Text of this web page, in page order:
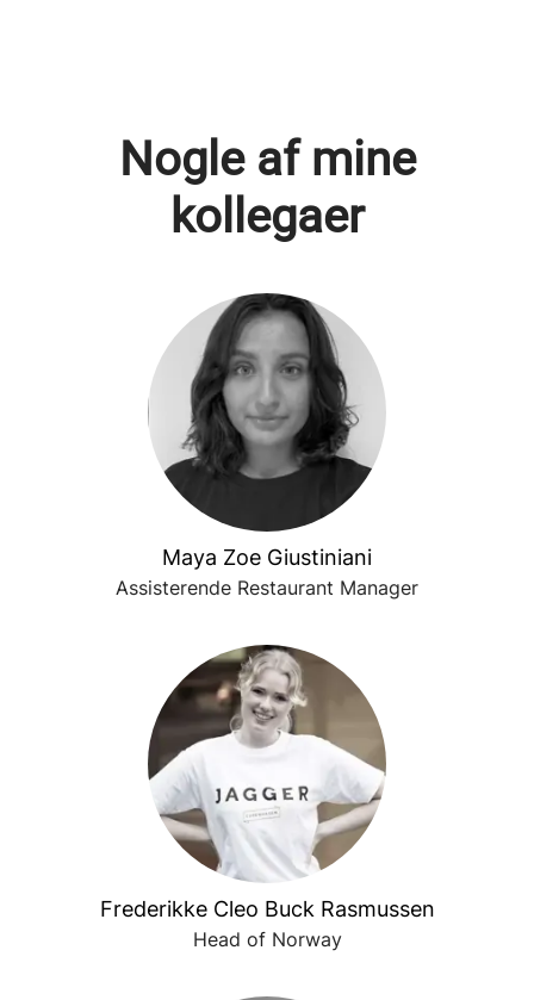
Nogle af mine
kollegaer
Maya Zoe Giustiniani
Assisterende Restaurant Manager
Frederikke Cleo Buck Rasmussen
Head of Norway